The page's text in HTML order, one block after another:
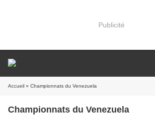
Publicité
Accueil » Championnats du Venezuela
Championnats du Venezuela